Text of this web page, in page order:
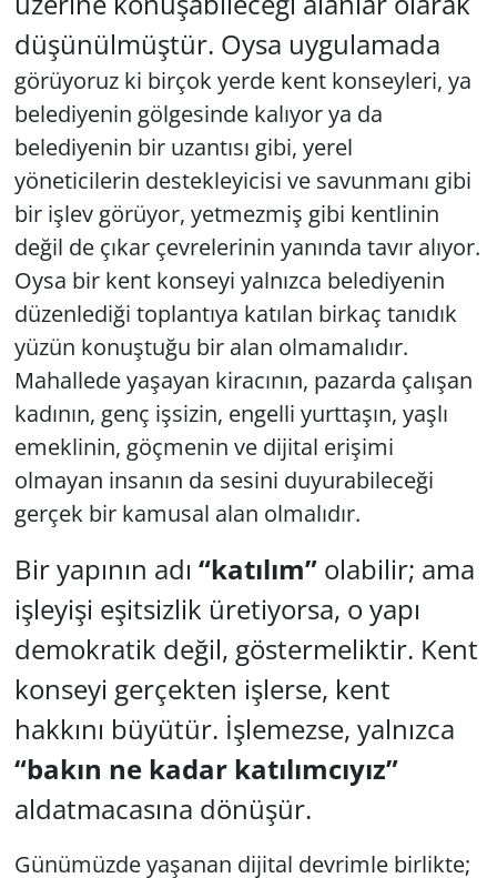
düşünülmüştür. Oysa uygulamada
görüyoruz ki birçok yerde kent konseyleri, ya
belediyenin gölgesinde kalıyor ya da
belediyenin bir uzantısı gibi, yerel
yöneticilerin destekleyicisi ve savunmanı gibi
bir işlev görüyor, yetmezmiş gibi kentlinin
değil de çıkar çevrelerinin yanında tavır alıyor.
Oysa bir kent konseyi yalnızca belediyenin
düzenlediği toplantıya katılan birkaç tanıdık
yüzün konuştuğu bir alan olmamalıdır.
Mahallede yaşayan kiracının, pazarda çalışan
kadının, genç işsizin, engelli yurttaşın, yaşlı
emeklinin, göçmenin ve dijital erişimi
olmayan insanın da sesini duyurabileceği
gerçek bir kamusal alan olmalıdır.
Bir yapının adı “katılım” olabilir; ama
işleyişi eşitsizlik üretiyorsa, o yapı
demokratik değil, göstermeliktir. Kent
konseyi gerçekten işlerse, kent
hakkını büyütür. İşlemezse, yalnızca
“bakın ne kadar katılımcıyız”
aldatmacasına dönüşür.
Günümüzde yaşanan dijital devrimle birlikte;